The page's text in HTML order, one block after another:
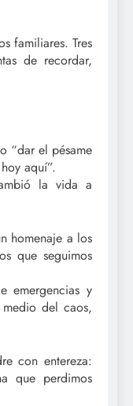
familiares. Tres
de recordar,
“dar el pésame
aquí”.
la vida a
homenaje a los
que seguimos
emergencias y
del caos,
con entereza:
que perdimos